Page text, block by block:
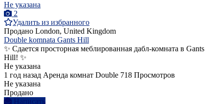
Не указана
2
Удалить из избранного
Продано London, United Kingdom
Double komnata Gants Hill
✨ Сдается просторная меблированная дабл-комната в Gants
Hill! ✨
Не указана
1 год назад Аренда комнат Double 718 Просмотров
Не указана
Продано
Написать